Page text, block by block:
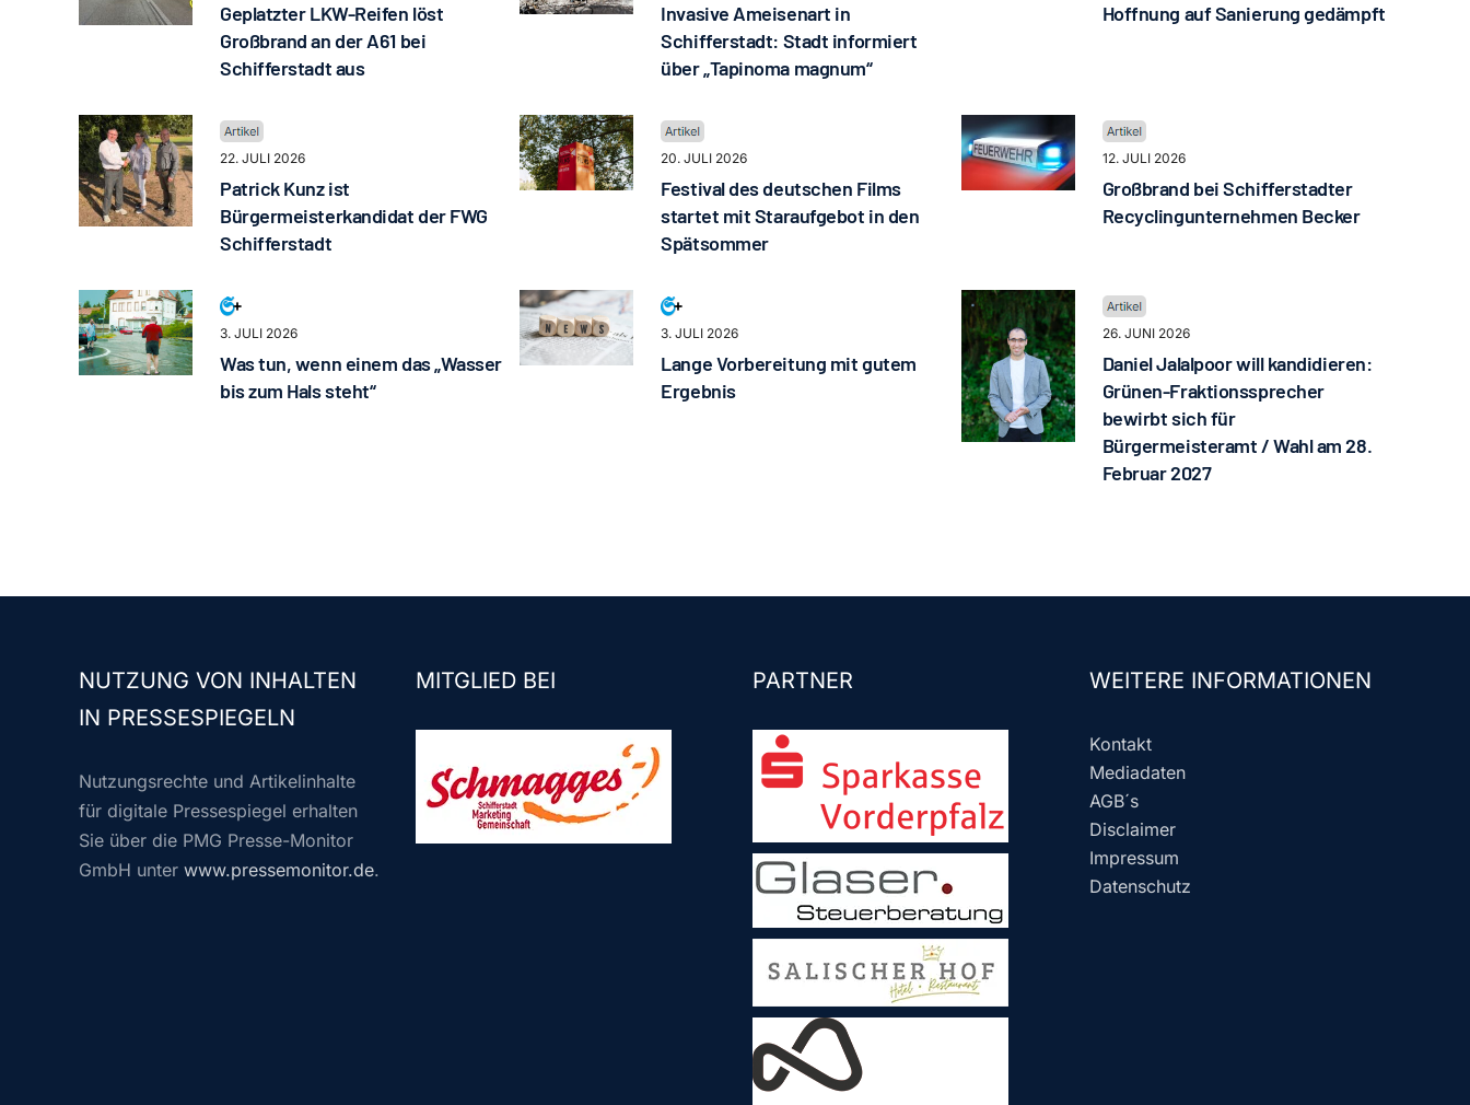
Geplatzter LKW-Reifen löst
Großbrand an der A61 bei
Schifferstadt aus
Invasive Ameisenart in
Schifferstadt: Stadt informiert
über „Tapinoma magnum“
Hoffnung auf Sanierung gedämpft
22. JULI 2026
Patrick Kunz ist
Bürgermeisterkandidat der FWG
Schifferstadt
20. JULI 2026
Festival des deutschen Films
startet mit Staraufgebot in den
Spätsommer
12. JULI 2026
Großbrand bei Schifferstadter
Recyclingunternehmen Becker
3. JULI 2026
Was tun, wenn einem das „Wasser
bis zum Hals steht“
3. JULI 2026
Lange Vorbereitung mit gutem
Ergebnis
26. JUNI 2026
Daniel Jalalpoor will kandidieren:
Grünen-Fraktionssprecher
bewirbt sich für
Bürgermeisteramt / Wahl am 28.
Februar 2027
NUTZUNG VON INHALTEN
IN PRESSESPIEGELN
Nutzungsrechte und Artikelinhalte
für digitale Pressespiegel erhalten
Sie über die PMG Presse-Monitor
GmbH unter www.pressemonitor.de.
MITGLIED BEI PARTNER WEITERE INFORMATIONEN
Kontakt
Mediadaten
AGB´s
Disclaimer
Impressum
Datenschutz